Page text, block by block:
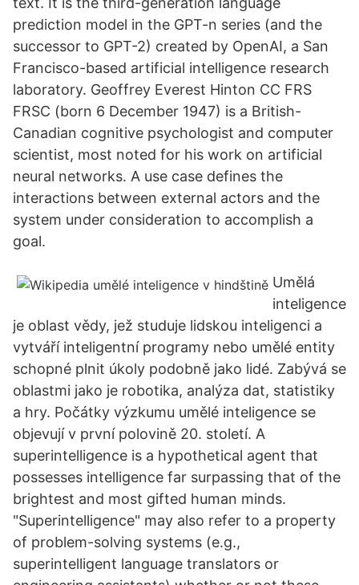
prediction model in the GPT-n series (and the
successor to GPT-2) created by OpenAI, a San
Francisco-based artificial intelligence research
laboratory. Geoffrey Everest Hinton CC FRS
FRSC (born 6 December 1947) is a British-
Canadian cognitive psychologist and computer
scientist, most noted for his work on artificial
neural networks. A use case defines the
interactions between external actors and the
system under consideration to accomplish a
goal.
Umělá
inteligence
je oblast vědy, jež studuje lidskou inteligenci a
vytváří inteligentní programy nebo umělé entity
schopné plnit úkoly podobně jako lidé. Zabývá se
oblastmi jako je robotika, analýza dat, statistiky
a hry. Počátky výzkumu umělé inteligence se
objevují v první polovině 20. století. A
superintelligence is a hypothetical agent that
possesses intelligence far surpassing that of the
brightest and most gifted human minds.
"Superintelligence" may also refer to a property
of problem-solving systems (e.g.,
superintelligent language translators or